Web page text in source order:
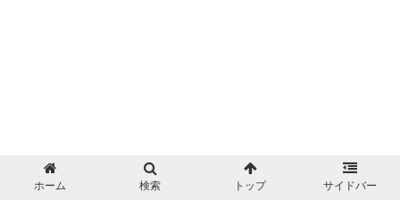
ホーム 検索 トップ サイドバー